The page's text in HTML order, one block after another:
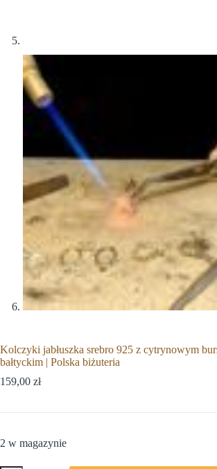
Kolczyki jabłuszka srebro 925 z cytrynowym
bałtyckim | Polska biżuteria
159,00 zł
2 w magazynie